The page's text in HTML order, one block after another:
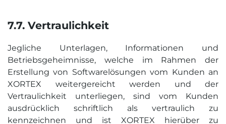
7.7. Vertraulichkeit
Jegliche Unterlagen, Informationen und
Betriebsgeheimnisse, welche im Rahmen der
Erstellung von Softwarelösungen vom Kunden an
XORTEX weitergereicht werden und der
Vertraulichkeit unterliegen, sind vom Kunden
ausdrücklich schriftlich als vertraulich zu
kennzeichnen und ist XORTEX hierüber zu